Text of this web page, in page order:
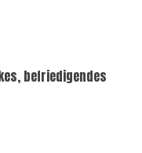
befriedigendes